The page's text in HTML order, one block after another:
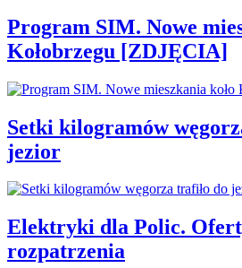
Program SIM. Nowe
Kołobrzegu [ZDJĘCIA]
Setki kilogramów
jezior
Elektryki dla Polic.
rozpatrzenia